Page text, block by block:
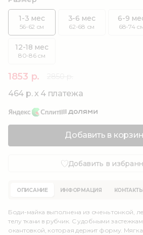
1-3 мес
56-62 см
3-6 мес
62-68 см
6-9
68-74
12-18 мес
80-86 см
1853 р.
464 р. x 4 платежа
Добавить в
Добавить в
ОПИСАНИЕ ИНФОРМАЦИЯ КОНТАКТЫ
Боди-майка выполнена из очень тонкой,
телу ткани в рубчик. С удобными
окантовкой, которая держит форму.